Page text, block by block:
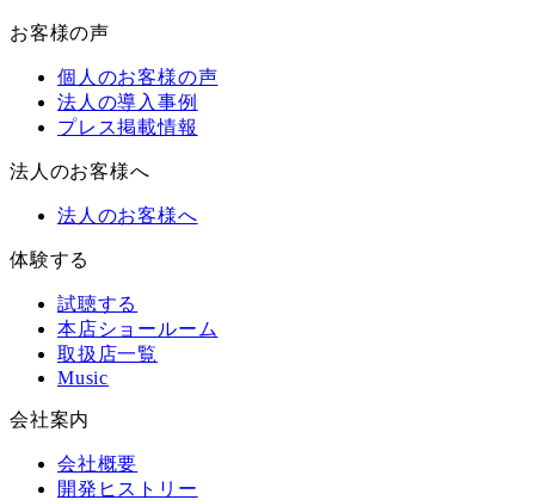
お客様の声
個人のお客様の声
法人の導入事例
プレス掲載情報
法人のお客様へ
法人のお客様へ
体験する
試聴する
本店ショールーム
取扱店一覧
Music
会社案内
会社概要
開発ヒストリー